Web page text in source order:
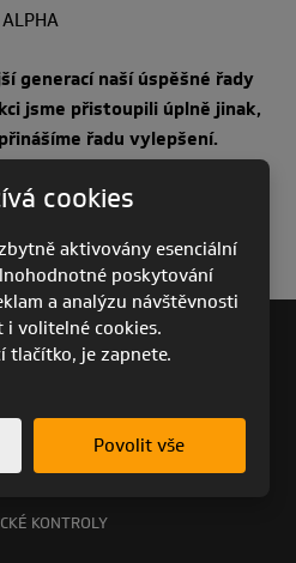
ALPHA
generací naší úspěšné řady
jsme přistoupili úplně jinak,
řadu vylepšení.
5 ALPHA zde!
VÝROBKŮ
BAZAR
KONTROLY
cookies
aktivovány esenciální
poskytování
a analýzu návštěvnosti
volitelné cookies.
tlačítko, je zapnete.
Povolit vše